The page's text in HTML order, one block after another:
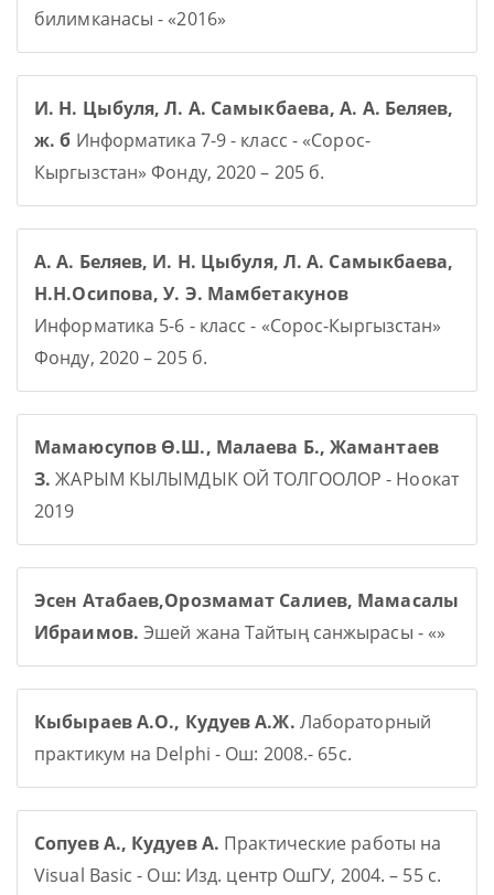
билимканасы - «2016»
И. Н. Цыбуля, Л. А. Самыкбаева, А. А. Беляев,
ж. б Информатика 7-9 - класс - «Сорос-
Кыргызстан» Фонду, 2020 – 205 б.
А. А. Беляев, И. Н. Цыбуля, Л. А. Самыкбаева,
Н.Н.Осипова, У. Э. Мамбетакунов
Информатика 5-6 - класс - «Сорос-Кыргызстан»
Фонду, 2020 – 205 б.
Мамаюсупов Ө.Ш., Малаева Б., Жамантаев
З. ЖАРЫМ КЫЛЫМДЫК ОЙ ТОЛГООЛОР - Ноокат
2019
Эсен Атабаев,Орозмамат Салиев, Мамасалы
Ибраимов. Эшей жана Тайтың санжырасы - «»
Кыбыраев А.О., Кудуев А.Ж. Лабораторный
практикум на Delphi - Ош: 2008.- 65с.
Сопуев А., Кудуев А. Практические работы на
Visual Basic - Ош: Изд. центр ОшГУ, 2004. – 55 с.